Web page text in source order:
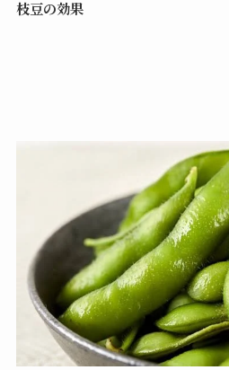
枝豆の効果